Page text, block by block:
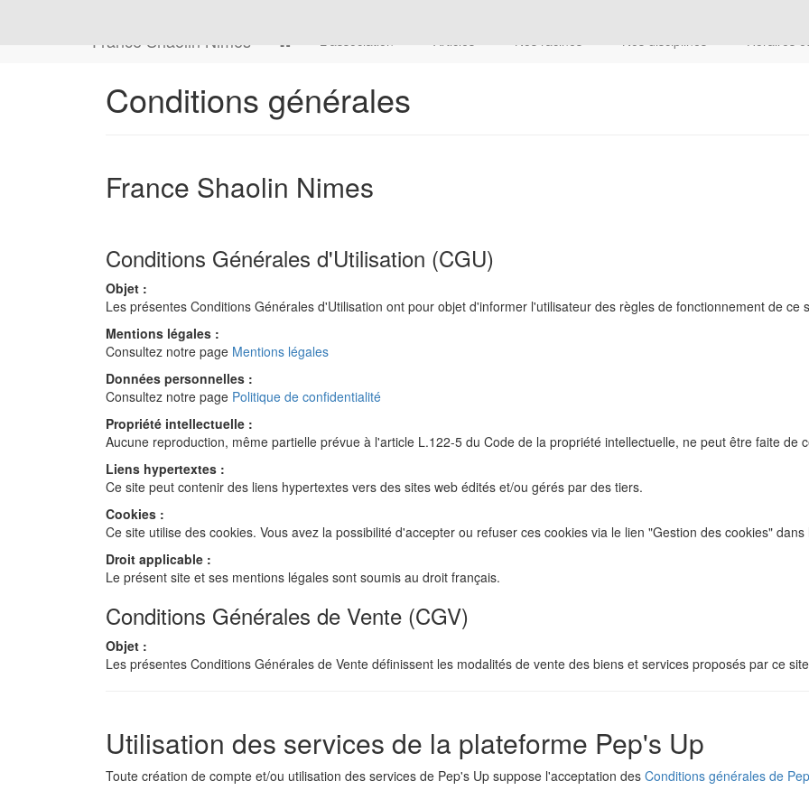
France Shaolin Nimes L'association Articles Nos racines Nos disciplines Horaires
Conditions générales
France Shaolin Nimes
Conditions Générales d'Utilisation (CGU)
Objet :
Les présentes Conditions Générales d'Utilisation ont pour objet d'informer l'utilisateur des règles de fonctionnement de ce
Mentions légales :
Consultez notre page Mentions légales
Données personnelles :
Consultez notre page Politique de confidentialité
Propriété intellectuelle :
Aucune reproduction, même partielle prévue à l'article L.122-5 du Code de la propriété intellectuelle, ne peut être faite de
Liens hypertextes :
Ce site peut contenir des liens hypertextes vers des sites web édités et/ou gérés par des tiers.
Cookies :
Ce site utilise des cookies. Vous avez la possibilité d'accepter ou refuser ces cookies via le lien "Gestion des cookies"
Droit applicable :
Le présent site et ses mentions légales sont soumis au droit français.
Conditions Générales de Vente (CGV)
Objet :
Les présentes Conditions Générales de Vente définissent les modalités de vente des biens et services proposés par ce
Utilisation des services de la plateforme Pep's Up
Toute création de compte et/ou utilisation des services de Pep's Up suppose l'acceptation des Conditions générales de